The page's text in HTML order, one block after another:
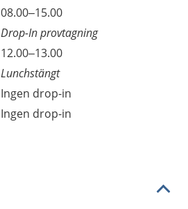
08.00–15.00
Drop-In provtagning
12.00–13.00
Lunchstängt
Ingen drop-in
Ingen drop-in